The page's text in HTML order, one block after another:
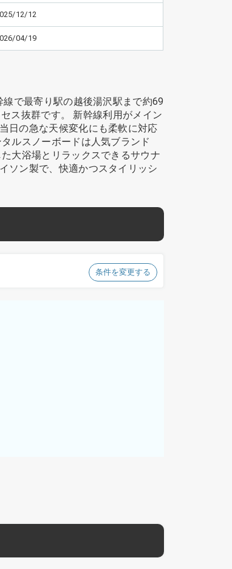
12/12
04/19
で最寄り駅の越後湯沢駅まで約69
ス抜群です。 新幹線利用がメイン
日の急な天候変化にも柔軟に対応
ルスノーボードは人気ブランド
大浴場とリラックスできるサウナ
ソン製で、快適かつスタイリッシ
条件を変更する